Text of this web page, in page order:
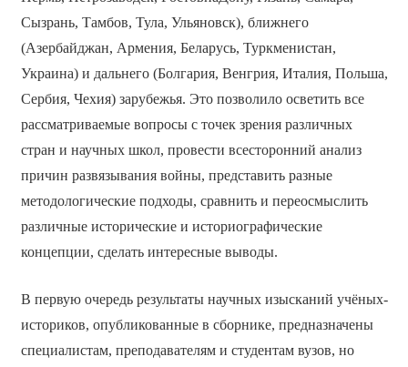
Сызрань, Тамбов, Тула, Ульяновск), ближнего
(Азербайджан, Армения, Беларусь, Туркменистан,
Украина) и дальнего (Болгария, Венгрия, Италия, Польша,
Сербия, Чехия) зарубежья. Это позволило осветить все
рассматриваемые вопросы с точек зрения различных
стран и научных школ, провести всесторонний анализ
причин развязывания войны, представить разные
методологические подходы, сравнить и переосмыслить
различные исторические и историографические
концепции, сделать интересные выводы.
В первую очередь результаты научных изысканий учёных­
историков, опубликованные в сборнике, предназначены
специалистам, преподавателям и студентам вузов, но